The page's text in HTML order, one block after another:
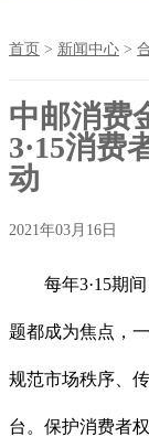
首页 > 新闻中心 >
中邮消费
3·15消费
动
2021年03月16日
每年3·15期
题都成为焦点，
规范市场秩序、
台。保护消费者